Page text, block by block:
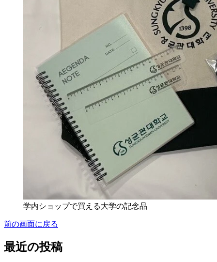
学内ショップで買える大学の記念品
前の画面に戻る
最近の投稿